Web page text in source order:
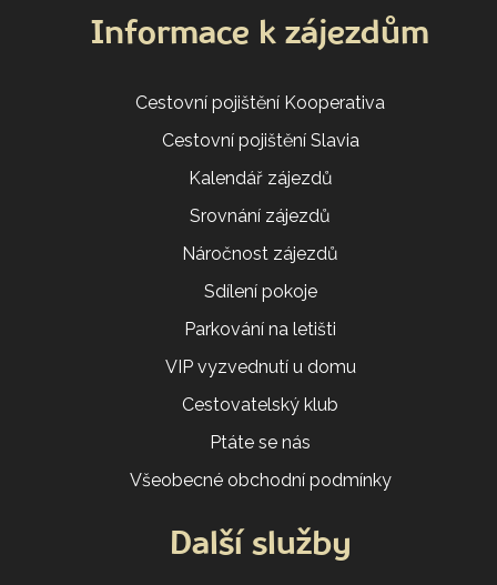
Informace k zájezdům
Cestovní pojištění Kooperativa
Cestovní pojištění Slavia
Kalendář zájezdů
Srovnání zájezdů
Náročnost zájezdů
Sdílení pokoje
Parkování na letišti
VIP vyzvednutí u domu
Cestovatelský klub
Ptáte se nás
Všeobecné obchodní podmínky
Další služby